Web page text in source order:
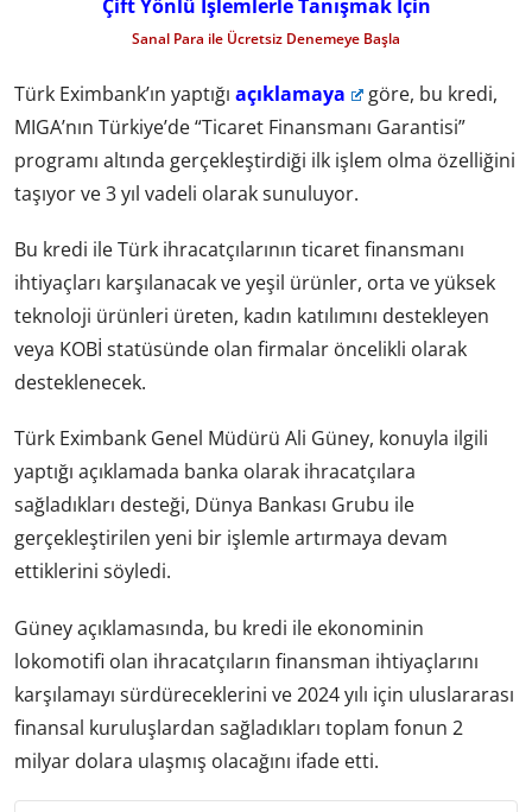
Çift Yönlü İşlemlerle Tanışmak İçin
Sanal Para ile Ücretsiz Denemeye Başla
Türk Eximbank’ın yaptığı açıklamaya
göre, bu kredi,
MIGA’nın Türkiye’de “Ticaret Finansmanı Garantisi”
programı altında gerçekleştirdiği ilk işlem olma özelliğini
taşıyor ve 3 yıl vadeli olarak sunuluyor.
Bu kredi ile Türk ihracatçılarının ticaret finansmanı
ihtiyaçları karşılanacak ve yeşil ürünler, orta ve yüksek
teknoloji ürünleri üreten, kadın katılımını destekleyen
veya KOBİ statüsünde olan firmalar öncelikli olarak
desteklenecek.
Türk Eximbank Genel Müdürü Ali Güney, konuyla ilgili
yaptığı açıklamada banka olarak ihracatçılara
sağladıkları desteği, Dünya Bankası Grubu ile
gerçekleştirilen yeni bir işlemle artırmaya devam
ettiklerini söyledi.
Güney açıklamasında, bu kredi ile ekonominin
lokomotifi olan ihracatçıların finansman ihtiyaçlarını
karşılamayı sürdüreceklerini ve 2024 yılı için uluslararası
finansal kuruluşlardan sağladıkları toplam fonun 2
milyar dolara ulaşmış olacağını ifade etti.